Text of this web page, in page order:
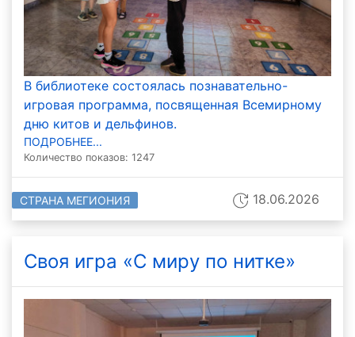
В библиотеке состоялась познавательно-
игровая программа, посвященная Всемирному
дню китов и дельфинов.
ПОДРОБНЕЕ...
Количество показов: 1247
СТРАНА МЕГИОНИЯ 18.06.2026
Своя игра «С миру по нитке»